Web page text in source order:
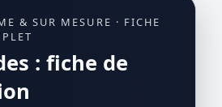
& SUR MESURE · FICHE
: fiche de